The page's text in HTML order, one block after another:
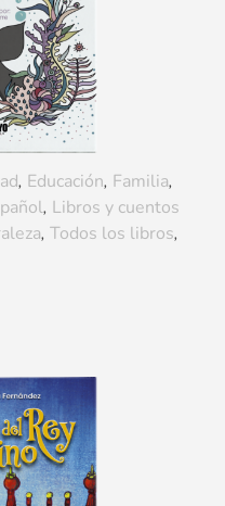
, Educación, Familia,
, Libros y cuentos
, Todos los libros,